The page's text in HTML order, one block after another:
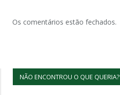
Os comentários estão fechados.
NÃO ENCONTROU O QUE QUERIA?